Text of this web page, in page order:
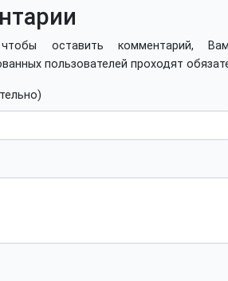
оставить комментарий,
пользователей проходят